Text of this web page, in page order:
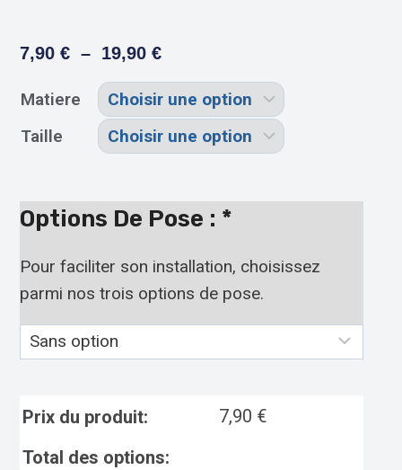
7,90€ – 19,90€
Matiere
Taille
Options De Pose : *
Pour faciliter son installation, choisissez
parmi nos trois options de pose.
Prix du produit: 7,90 €
Total des options: